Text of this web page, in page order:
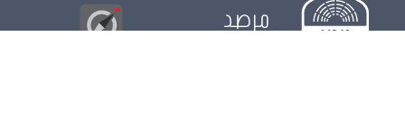
مرصد